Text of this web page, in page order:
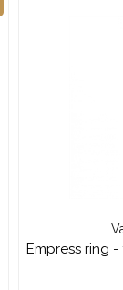
Empress ring